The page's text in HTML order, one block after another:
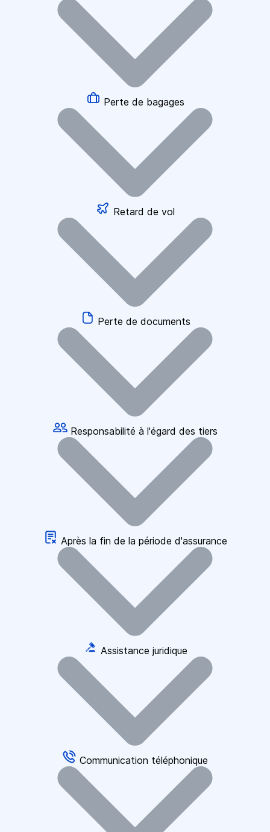
Perte de bagages
Retard de vol
Perte de documents
Responsabilité à l'égard des tiers
Après la fin de la période d'assurance
Assistance juridique
Communication téléphonique